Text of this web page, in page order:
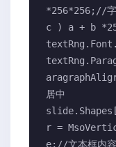
*256*256;//字
c ) a + b
居中
r =
e;//文本框内容